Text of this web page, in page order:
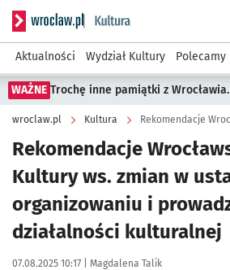
Serwis informacyjny wroclaw.pl
Aktualności Wydział Kultury Polecamy
WAŻNE Trochę inne pamiątki z
wroclaw.pl Kultura
Rekomendacje
Kultury ws. zmian w
organizowaniu i
działalności kulturalnej
Data publikacji:
07.08.2025 10:17 | Autor:
Magdalena Talik